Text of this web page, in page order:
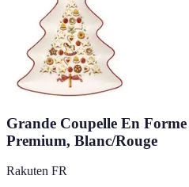
Grande Coupelle En
Premium, Blanc/Rouge
Rakuten FR